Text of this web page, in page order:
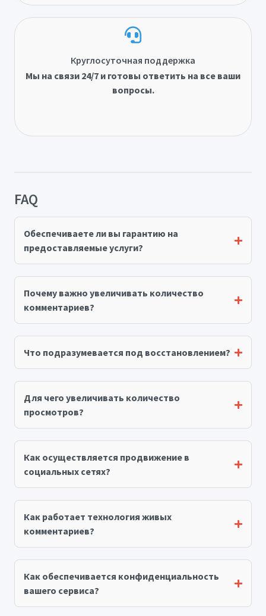
Круглосуточная поддержка
Мы на связи 24/7 и готовы ответить на все ваши
вопросы.
FAQ
Обеспечиваете ли вы гарантию на
предоставляемые услуги?
Почему важно увеличивать количество
комментариев?
Что подразумевается под восстановлением?
Для чего увеличивать количество
просмотров?
Как осуществляется продвижение в
социальных сетях?
Как работает технология живых
комментариев?
Как обеспечивается конфиденциальность
вашего сервиса?